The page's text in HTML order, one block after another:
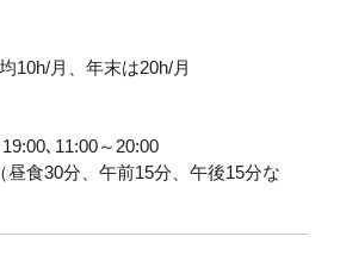
10h/月、年末は20h/月
､11:00～20:00
食30分、午前15分、午後15分な